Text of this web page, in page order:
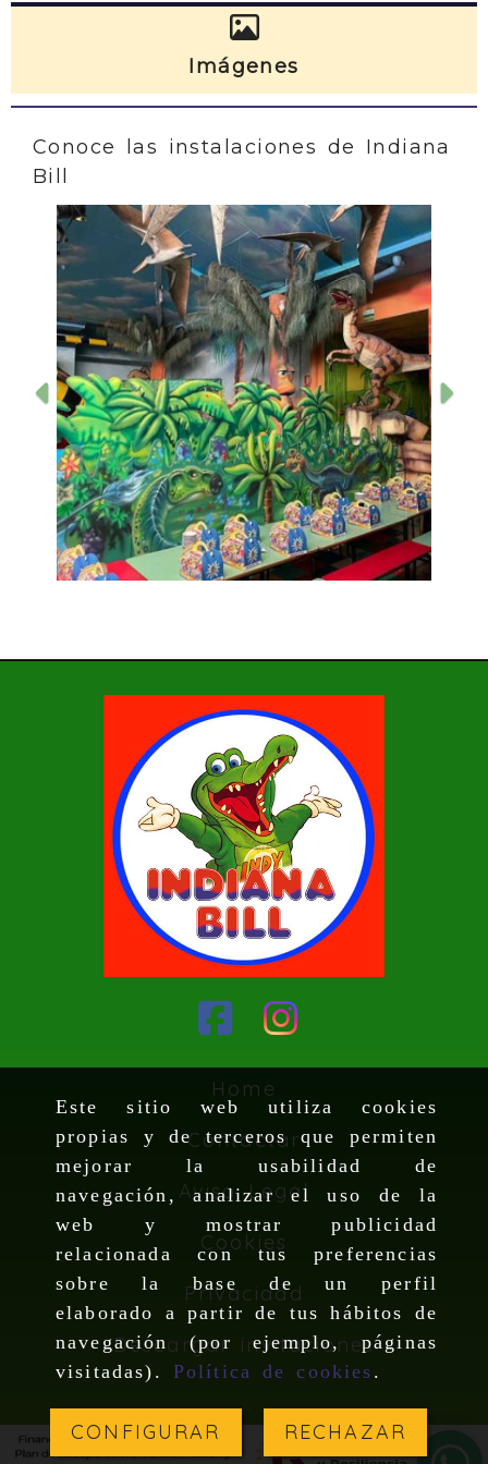
Este sitio web utiliza cookies
propias y de terceros que permiten
mejorar la usabilidad de
navegación, analizar el uso de la
web y mostrar publicidad
relacionada con tus preferencias
sobre la base de un perfil
elaborado a partir de tus hábitos de
navegación (por ejemplo, páginas
visitadas). Política de cookies .
CONFIGURAR RECHAZAR
Imágenes
Conoce las instalaciones de Indiana
Bill
Anterior
Home
Contactar
Aviso Legal
Cookies
Privacidad
Descargar invitaciones